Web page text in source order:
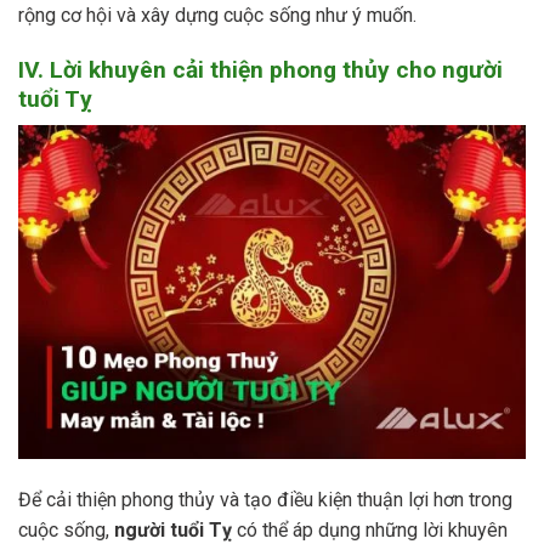
rộng cơ hội và xây dựng cuộc sống như ý muốn.
IV. Lời khuyên cải thiện phong thủy cho người
tuổi Tỵ
Để cải thiện phong thủy và tạo điều kiện thuận lợi hơn trong
cuộc sống, người tuổi Tỵ có thể áp dụng những lời khuyên